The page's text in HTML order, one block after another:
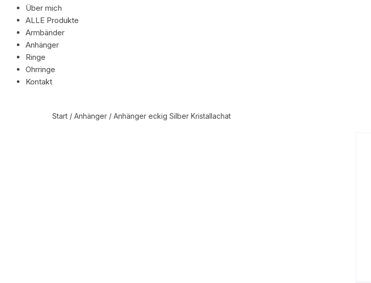
Über mich
ALLE Produkte
Armbänder
Anhänger
Ringe
Ohrringe
Kontakt
Start / Anhänger / Anhänger eckig Silber Kristallachat